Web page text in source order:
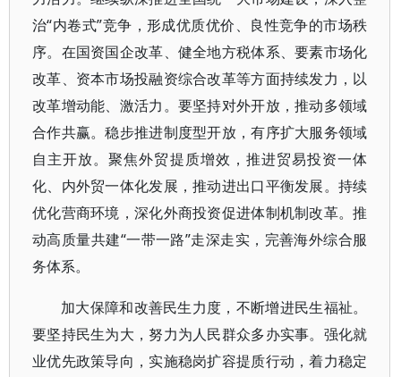
治“内卷式”竞争，形成优质优价、良性竞争的市场秩
序。在国资国企改革、健全地方税体系、要素市场化
改革、资本市场投融资综合改革等方面持续发力，以
改革增动能、激活力。要坚持对外开放，推动多领域
合作共赢。稳步推进制度型开放，有序扩大服务领域
自主开放。聚焦外贸提质增效，推进贸易投资一体
化、内外贸一体化发展，推动进出口平衡发展。持续
优化营商环境，深化外商投资促进体制机制改革。推
动高质量共建“一带一路”走深走实，完善海外综合服
务体系。
加大保障和改善民生力度，不断增进民生福祉。
要坚持民生为大，努力为人民群众多办实事。强化就
业优先政策导向，实施稳岗扩容提质行动，着力稳定